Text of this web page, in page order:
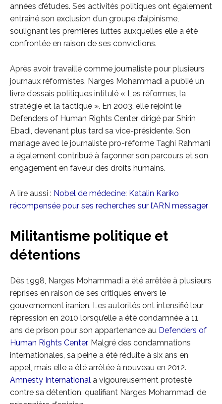
années d’études. Ses activités politiques ont également
entraîné son exclusion d’un groupe d’alpinisme,
soulignant les premières luttes auxquelles elle a été
confrontée en raison de ses convictions.
Après avoir travaillé comme journaliste pour plusieurs
journaux réformistes, Narges Mohammadi a publié un
livre d’essais politiques intitulé « Les réformes, la
stratégie et la tactique ». En 2003, elle rejoint le
Defenders of Human Rights Center, dirigé par Shirin
Ebadi, devenant plus tard sa vice-présidente. Son
mariage avec le journaliste pro-réforme Taghi Rahmani
a également contribué à façonner son parcours et son
engagement en faveur des droits humains.
A lire aussi : Nobel de médecine: Katalin Kariko
récompensée pour ses recherches sur l’ARN messager
Militantisme politique et
détentions
Dès 1998, Narges Mohammadi a été arrêtée à plusieurs
reprises en raison de ses critiques envers le
gouvernement iranien. Les autorités ont intensifié leur
répression en 2010 lorsqu’elle a été condamnée à 11
ans de prison pour son appartenance au Defenders of
Human Rights Center. Malgré des condamnations
internationales, sa peine a été réduite à six ans en
appel, mais elle a été arrêtée à nouveau en 2012.
Amnesty International a vigoureusement protesté
contre sa détention, qualifiant Narges Mohammadi de